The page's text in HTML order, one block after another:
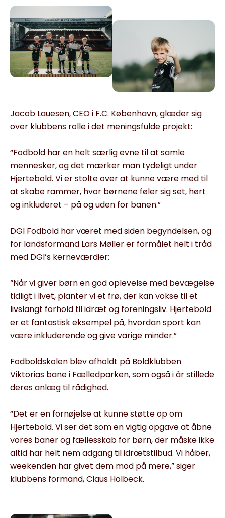
Jacob Lauesen, CEO i F.C. København, glæder sig
over klubbens rolle i det meningsfulde projekt:
“Fodbold har en helt særlig evne til at samle
mennesker, og det mærker man tydeligt under
Hjertebold. Vi er stolte over at kunne være med til
at skabe rammer, hvor børnene føler sig set, hørt
og inkluderet – på og uden for banen.”
DGI Fodbold har været med siden begyndelsen, og
for landsformand Lars Møller er formålet helt i tråd
med DGI’s kerneværdier:
“Når vi giver børn en god oplevelse med bevægelse
tidligt i livet, planter vi et frø, der kan vokse til et
livslangt forhold til idræt og foreningsliv. Hjertebold
er et fantastisk eksempel på, hvordan sport kan
være inkluderende og give varige minder.”
Fodboldskolen blev afholdt på Boldklubben
Viktorias bane i Fælledparken, som også i år stillede
deres anlæg til rådighed.
“Det er en fornøjelse at kunne støtte op om
Hjertebold. Vi ser det som en vigtig opgave at åbne
vores baner og fællesskab for børn, der måske ikke
altid har helt nem adgang til idrætstilbud. Vi håber,
weekenden har givet dem mod på mere,” siger
klubbens formand, Claus Holbeck.